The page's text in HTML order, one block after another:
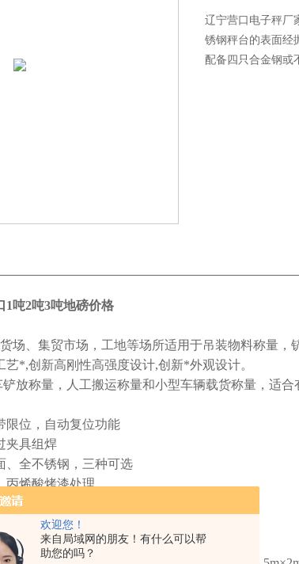
欢迎您！
来自局域网的朋友！有什么可以帮
助您的吗？
辽宁营口电子秤厂
锈钢秤台的表面经
配备四只合金钢或
1吨2吨3吨地磅价格
场、集贸市场，工地等场所适用于吊装物料称量
*,创新高刚性高强度设计,创新*外观设计。
放称量，人工搬运称量和小型车辆载货称量，适合
限位，自动复位功能
夹具组焊
、全不锈钢，三种可选
丙烯酸烤漆处理
拉丝处理
称重传感器